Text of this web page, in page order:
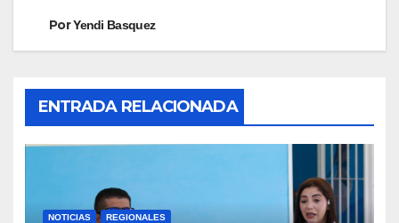
PorYendi Basquez
ENTRADA RELACIONADA
NOTICIAS REGIONALES